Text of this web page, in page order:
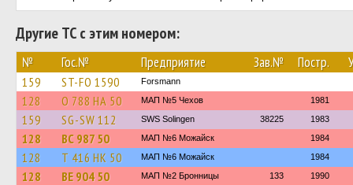
Другие ТС с этим номером:
№ Гос.№ Предприятие Зав.№ Постр.
159 ST-FO 1590 Forsmann
128 О 788 НА 50 МАП №5 Чехов 1981
159 SG-SW 112 SWS Solingen 38225 1983
128 ВС 987 50 МАП №6 Можайск 1984
128 Т 416 НК 50 МАП №6 Можайск 1984
128 ВЕ 904 50 МАП №2 Бронницы 133 1990